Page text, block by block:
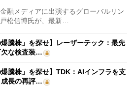
融メディアに出演するグローバルリン
松信博氏が、最新…
爆騰株」を探せ】レーザーテック：最先
欠な検査装…
爆騰株」を探せ】TDK：AIインフラを支
長の再評…